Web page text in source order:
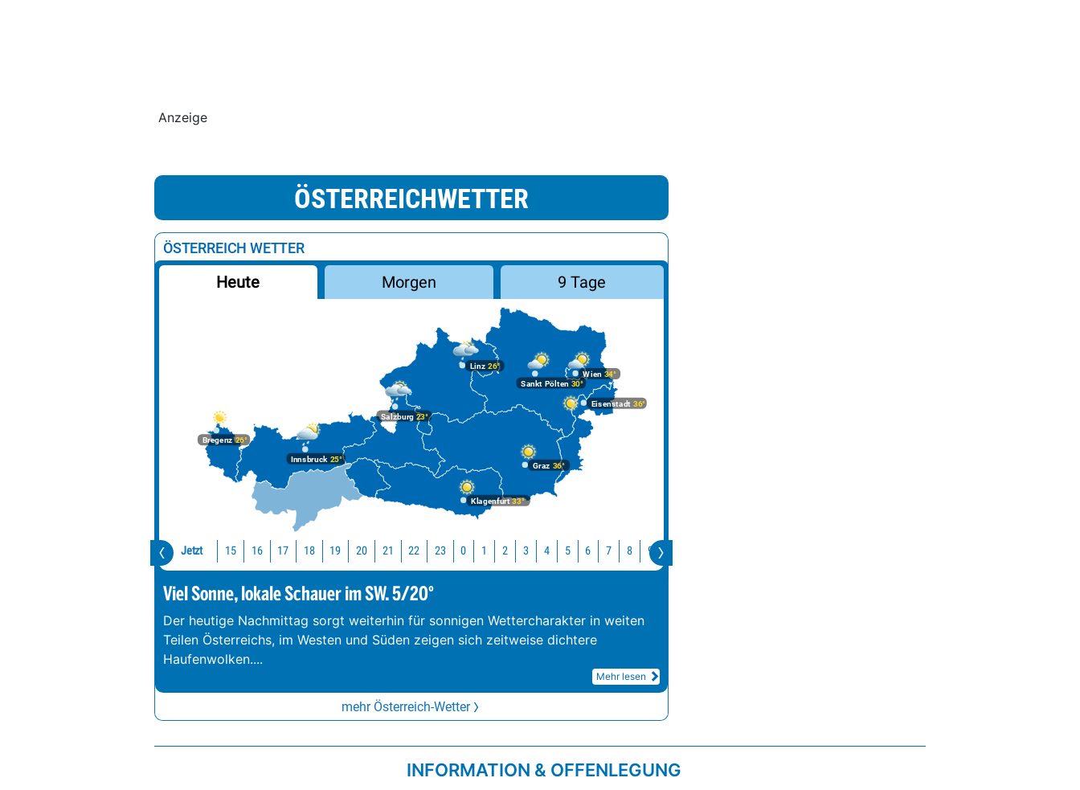
Anzeige
ÖSTERREICHWETTER
ÖSTERREICH WETTER
Heute Morgen 9 Tage
Bregenz26°
Graz 36°
Innsbruck25°
Klagenfurt33°
Linz 26°
Salzburg23°
Wien 34°
Eisenstadt 36°
Sankt Pölten 30°
Jetzt 15 16 17 18 19 20 21 22 23 0 1 2 3 4 5 6 7 8 9
Viel Sonne, lokale Schauer im SW. 5/20°
Der heutige Nachmittag sorgt weiterhin für sonnigen Wettercharakter in weiten
Teilen Österreichs, im Westen und Süden zeigen sich zeitweise dichtere
Haufenwolken....
Mehr lesen
mehr Österreich-Wetter
INFORMATION & OFFENLEGUNG